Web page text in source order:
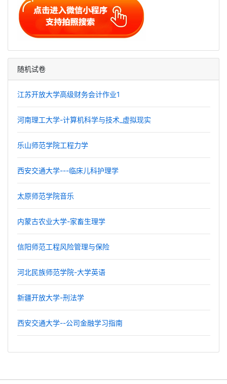
随机试卷
江苏开放大学高级财务会计作业1
河南理工大学-计算机科学与技术_虚拟现实
乐山师范学院工程力学
西安交通大学---临床儿科护理学
太原师范学院音乐
内蒙古农业大学-家畜生理学
信阳师范工程风险管理与保险
河北民族师范学院-大学英语
新疆开放大学-刑法学
西安交通大学--公司金融学习指南